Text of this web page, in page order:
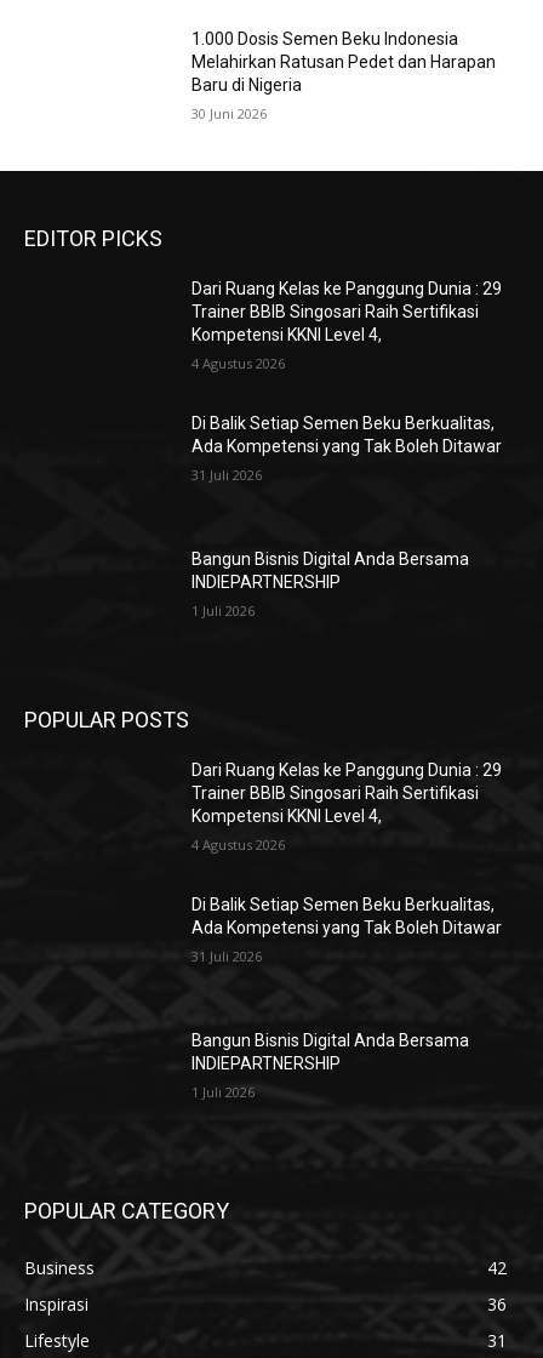
1.000 Dosis Semen Beku Indonesia
Melahirkan Ratusan Pedet dan Harapan
Baru di Nigeria
30 Juni 2026
EDITOR PICKS
Dari Ruang Kelas ke Panggung Dunia : 29
Trainer BBIB Singosari Raih Sertifikasi
Kompetensi KKNI Level 4,
4 Agustus 2026
Di Balik Setiap Semen Beku Berkualitas,
Ada Kompetensi yang Tak Boleh Ditawar
31 Juli 2026
Bangun Bisnis Digital Anda Bersama
INDIEPARTNERSHIP
1 Juli 2026
POPULAR POSTS
Dari Ruang Kelas ke Panggung Dunia : 29
Trainer BBIB Singosari Raih Sertifikasi
Kompetensi KKNI Level 4,
4 Agustus 2026
Di Balik Setiap Semen Beku Berkualitas,
Ada Kompetensi yang Tak Boleh Ditawar
31 Juli 2026
Bangun Bisnis Digital Anda Bersama
INDIEPARTNERSHIP
1 Juli 2026
POPULAR CATEGORY
Business
42
Inspirasi
36
Lifestyle
31